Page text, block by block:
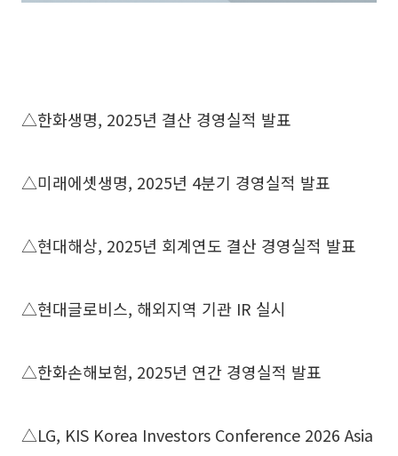
△한화생명, 2025년 결산 경영실적 발표
△미래에셋생명, 2025년 4분기 경영실적 발표
△현대해상, 2025년 회계연도 결산 경영실적 발표
△현대글로비스, 해외지역 기관 IR 실시
△한화손해보험, 2025년 연간 경영실적 발표
△LG, KIS Korea Investors Conference 2026 Asia